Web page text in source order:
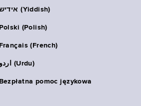
אידיש (Yiddish)
Polski (Polish)
Français (French)
اردو (Urdu)
Bezpłatna pomoc językowa